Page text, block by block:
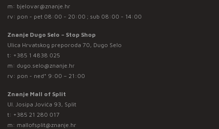
m: bjelovar@znanje.hr
rv: pon - pet 08:00 - 20:00 ; sub 08:00 - 14:00
Znanje Dugo Selo – Stop Shop
Ulica Hrvatskog preporoda 70, Dugo Selo
t: +385 1 4838 025
m: dugo.selo@znanje.hr
rv: pon - ned* 9:00 – 21:00
Znanje Mall of Split
Ul. Josipa Jovića 93, Split
t: +385 21 280 017
m: mallofsplit@znanje.hr